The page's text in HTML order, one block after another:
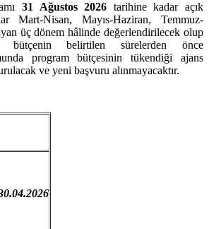
31 Ağustos 2026 tarihine kadar açık
Mart-Nisan, Mayıs-Haziran, Temmuz-
üç dönem hâlinde değerlendirilecek olup
bütçenin belirtilen sürelerden önce
program bütçesinin tükendiği ajans
ve yeni başvuru alınmayacaktır.